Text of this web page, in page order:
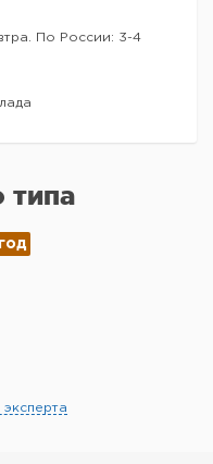
По России: 3-4
типа
эксперта